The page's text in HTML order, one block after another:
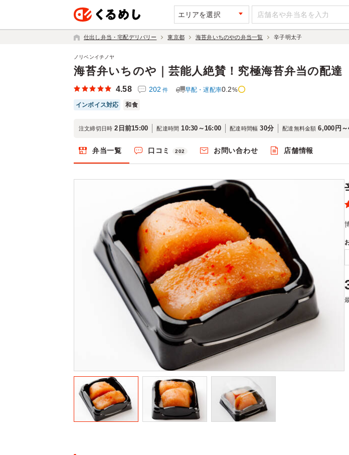
エリアを選択
仕出し弁当・宅配デリバリー 東京都 海苔弁いちのやの弁当一覧 辛子明太子
海苔弁いちのや｜芸能人絶賛！究極海苔弁当の配達
ノリベンイチノヤ
4.58 202 件 早配・遅配率0.2%
インボイス対応 和食
注文締切日時 2日前15:00 配達時間 10:30～16:00 配達時間幅 30分 配達無料金額 6,000円
弁当一覧 口コミ 202 お問い合わせ 店舗情報